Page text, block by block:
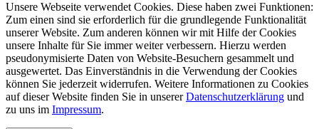
Unsere Webseite verwendet Cookies. Diese haben zwei Funktionen:
Zum einen sind sie erforderlich für die grundlegende Funktionalität
unserer Website. Zum anderen können wir mit Hilfe der Cookies
unsere Inhalte für Sie immer weiter verbessern. Hierzu werden
pseudonymisierte Daten von Website-Besuchern gesammelt und
ausgewertet. Das Einverständnis in die Verwendung der Cookies
können Sie jederzeit widerrufen. Weitere Informationen zu Cookies
auf dieser Website finden Sie in unsererDatenschutzerklärung und
zu uns im Impressum.